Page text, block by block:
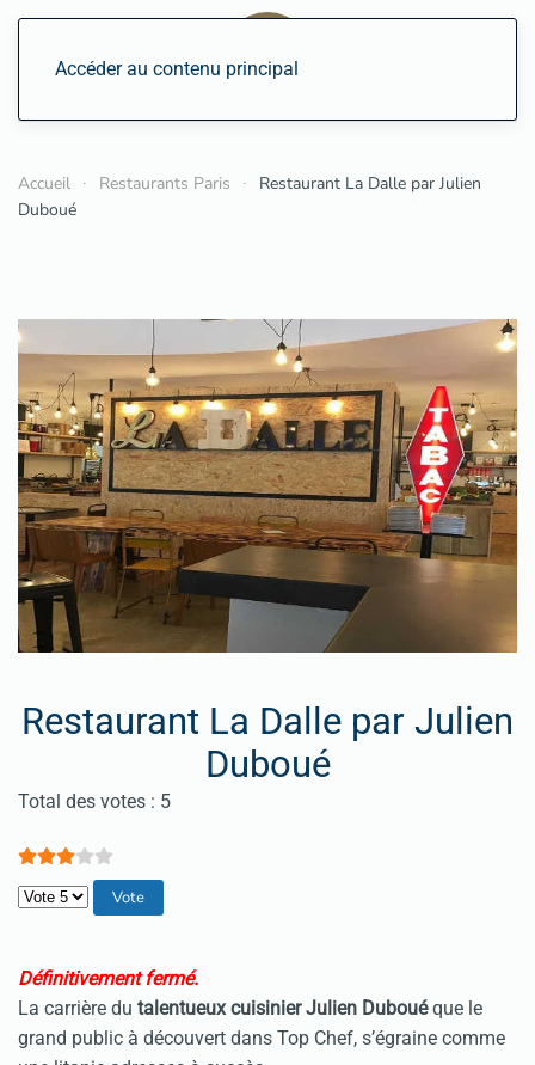
Accéder au contenu principal
Accueil Restaurants Paris
Restaurant La Dalle par Julien
Duboué
Restaurant La Dalle par Julien
Duboué
Vote utilisateur:3/
Total des votes : 5
Veuillez voter
Définitivement fermé.
La carrière du talentueux cuisinier Julien Dubouéque le
grand public à découvert dans Top Chef, s’égraine comme